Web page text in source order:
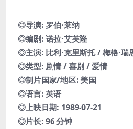
◎导演: 罗伯·莱纳
◎编剧: 诺拉·艾芙隆
◎主演: 比利·克里斯托 / 梅格·瑞
◎类型: 剧情 / 喜剧 / 爱情
◎制片国家/地区: 美国
◎语言: 英语
◎上映日期: 1989-07-21
◎片长: 96 分钟